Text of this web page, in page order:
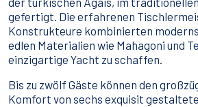
gefertigt. Die erfahrenen
Konstrukteure kombinierten
edlen Materialien wie Mahagoni und
einzigartige Yacht zu schaffen.
Bis zu zwölf Gäste können den
Komfort von sechs exquisit